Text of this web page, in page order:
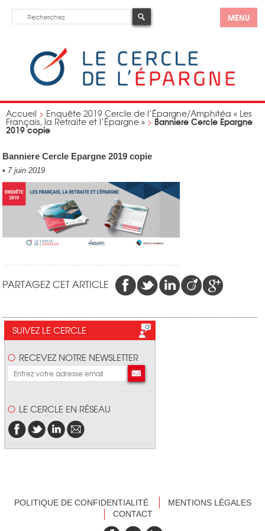
MENU
Accueil > Enquête 2019 Cercle de l’Épargne/Amphitéa « Les
Français, la Retraite et l’Épargne » > Banniere Cercle Epargne
2019 copie
Banniere Cercle Epargne 2019 copie
• 7 juin 2019
PARTAGEZ CET ARTICLE
SUIVEZ LE CERCLE
RECEVEZ NOTRE NEWSLETTER
LE CERCLE EN RÉSEAU
POLITIQUE DE CONFIDENTIALITÉ
MENTIONS LÉGALES
CONTACT